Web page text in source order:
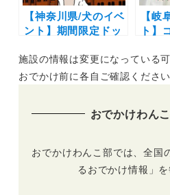
【神奈川県/犬のイベ
ント】期間限定ドッ
写真スポットも！
「赤レンガでわんさ
ント広場、赤レンガ
10/24開催
【岐
ト】
「
FES
ト）
施設の情報は変更になっている
おでかけ前に各自ご確認ください
おでかけわん
おでかけわんこ部では、全国
るおでかけ情報」を